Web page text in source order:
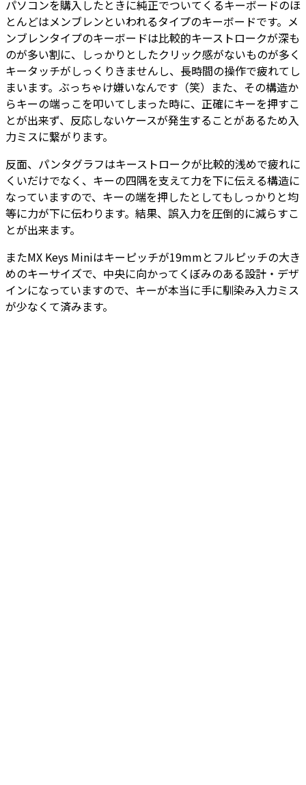
パソコンを購入したときに純正でついてくるキーボードのほ
とんどはメンブレンといわれるタイプのキーボードです。メ
ンブレンタイプのキーボードは比較的キーストロークが深も
のが多い割に、しっかりとしたクリック感がないものが多く
キータッチがしっくりきませんし、長時間の操作で疲れてし
まいます。ぶっちゃけ嫌いなんです（笑）また、その構造か
らキーの端っこを叩いてしまった時に、正確にキーを押すこ
とが出来ず、反応しないケースが発生することがあるため入
力ミスに繋がります。
反面、パンタグラフはキーストロークが比較的浅めで疲れに
くいだけでなく、キーの四隅を支えて力を下に伝える構造に
なっていますので、キーの端を押したとしてもしっかりと均
等に力が下に伝わります。結果、誤入力を圧倒的に減らすこ
とが出来ます。
またMX Keys Miniはキーピッチが19mmとフルピッチの大き
めのキーサイズで、中央に向かってくぼみのある設計・デザ
インになっていますので、キーが本当に手に馴染み入力ミス
が少なくて済みます。